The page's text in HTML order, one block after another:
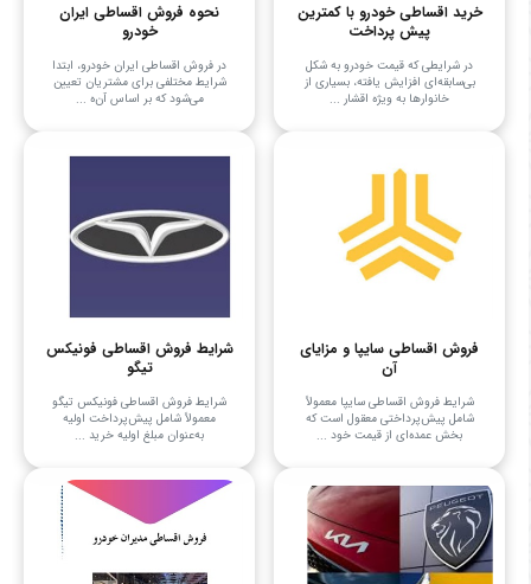
خرید اقساطی خودرو با کمترین
پیش پرداخت
در شرایطی که قیمت خودرو به شکل
بی‌سابقه‌ای افزایش یافته، بسیاری از
خانوارها به ویژه اقشار ...
نحوه فروش اقساطی ایران
خودرو
در فروش اقساطی ایران خودرو، ابتدا
شرایط مختلفی برای مشتریان تعیین
می‌شود که بر اساس آن‌ه ...
فروش اقساطی سایپا و مزایای
آن
شرایط فروش اقساطی سایپا معمولاً
شامل پیش‌پرداختی معقول است که
بخش عمده‌ای از قیمت خود ...
شرایط فروش اقساطی فونیکس
تیگو
شرایط فروش اقساطی فونیکس تیگو
معمولاً شامل پیش‌پرداخت اولیه
به‌عنوان مبلغ اولیه خرید ...